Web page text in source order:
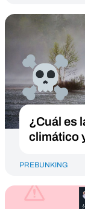
¿Cuál es
climático
PREBUNKING